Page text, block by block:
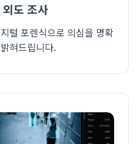
도 조사
털 포렌식으로 의심을 명확
혀드립니다.